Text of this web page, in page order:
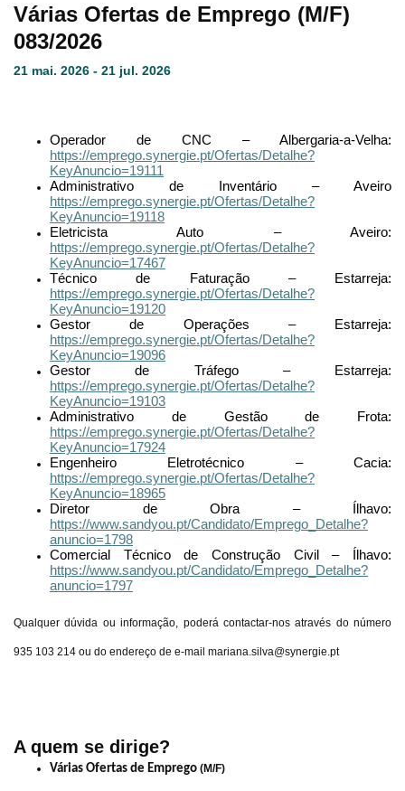
Várias Ofertas de Emprego (M/F)
083/2026
21 mai. 2026 - 21 jul. 2026
Operador de CNC – Albergaria-a-Velha:
https://emprego.synergie.pt/Ofertas/Detalhe?
KeyAnuncio=19111
Administrativo de Inventário – Aveiro
https://emprego.synergie.pt/Ofertas/Detalhe?
KeyAnuncio=19118
Eletricista Auto – Aveiro:
https://emprego.synergie.pt/Ofertas/Detalhe?
KeyAnuncio=17467
Técnico de Faturação – Estarreja:
https://emprego.synergie.pt/Ofertas/Detalhe?
KeyAnuncio=19120
Gestor de Operações – Estarreja:
https://emprego.synergie.pt/Ofertas/Detalhe?
KeyAnuncio=19096
Gestor de Tráfego – Estarreja:
https://emprego.synergie.pt/Ofertas/Detalhe?
KeyAnuncio=19103
Administrativo de Gestão de Frota:
https://emprego.synergie.pt/Ofertas/Detalhe?
KeyAnuncio=17924
Engenheiro Eletrotécnico – Cacia:
https://emprego.synergie.pt/Ofertas/Detalhe?
KeyAnuncio=18965
Diretor de Obra – Ílhavo:
https://www.sandyou.pt/Candidato/Emprego_Detalhe?
anuncio=1798
Comercial Técnico de Construção Civil – Ílhavo:
https://www.sandyou.pt/Candidato/Emprego_Detalhe?
anuncio=1797
Qualquer dúvida ou informação, poderá contactar-nos através do número
935 103 214 ou do endereço de e-mail mariana.silva@synergie.pt
A quem se dirige?
Várias Ofertas de Emprego (M/F)